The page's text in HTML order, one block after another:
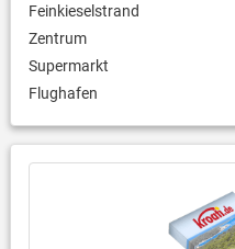
Feinkieselstrand
Zentrum
Supermarkt
Flughafen